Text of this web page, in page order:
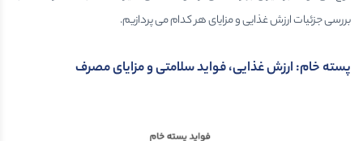
بررسی جزئیات ارزش غذایی و مزایای هر کدام می پردازیم.
پسته خام: ارزش غذایی، فواید سلامتی و مزایای مصرف